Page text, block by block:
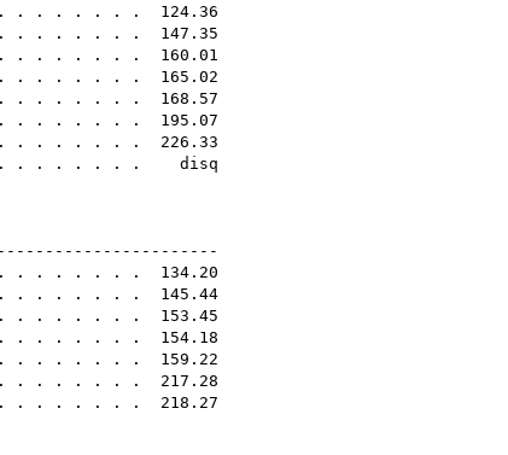
. . . . . . 124.36
. . . . . . 147.35
. . . . . . 160.01
. . . . . . 165.02
. . . . . . 168.57
. . . . . . 195.07
. . . . . . 226.33
. . . . . . . disq
. . . . . . 134.20
. . . . . . 145.44
. . . . . . 153.45
. . . . . . 154.18
. . . . . . 159.22
. . . . . . 217.28
. . . . . . 218.27